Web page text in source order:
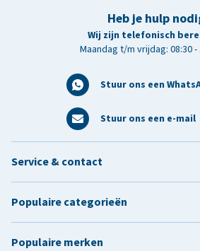
Heb je hulp
Wij zijn telefonisch
Maandag t/m vrijdag: 08:30 -
Stuur ons een
Stuur ons een e-mail
Service & contact
Populaire categorieën
Populaire merken